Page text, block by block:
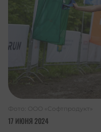
17 ИЮНЯ 2024
Фото: ООО «Софтпродукт»